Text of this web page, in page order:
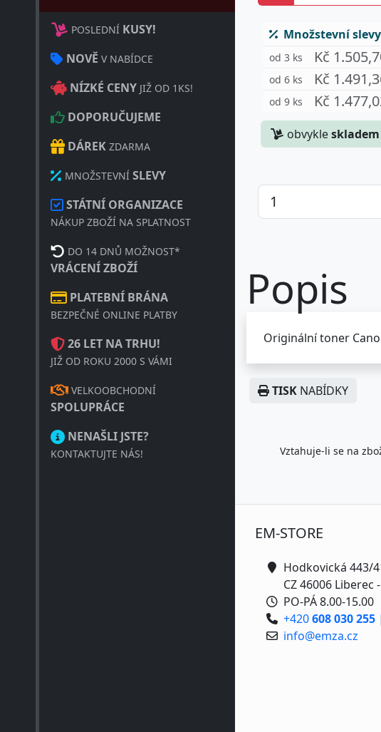
POSLEDNÍ KUSY!
NOVĚ V NABÍDCE
NÍZKÉ CENY JIŽ OD 1KS!
DOPORUČUJEME
DÁREK ZDARMA
MNOŽSTEVNÍ SLEVY
STÁTNÍ ORGANIZACE
NÁKUP ZBOŽÍ NA SPLATNOST
DO 14 DNŮ MOŽNOST*
VRÁCENÍ ZBOŽÍ
PLATEBNÍ BRÁNA
BEZPEČNÉ ONLINE PLATBY
26 LET NA TRHU!
JIŽ OD ROKU 2000 S VÁMI
VELKOOBCHODNÍ
SPOLUPRÁCE
NENAŠLI JSTE?
KONTAKTUJTE NÁS!
Množstevní slevy
od 3 ks Kč
od 6 ks Kč
od 9 ks Kč
obvykleskladem
Popis
Originální toner
TISK NABÍDKY
Vztahuje-li se na
EM-STORE
Hodkovická 443/
CZ 46006 Liberec
PO-PÁ 8.00-15.00
+420608 030 255 |
info@emza.cz